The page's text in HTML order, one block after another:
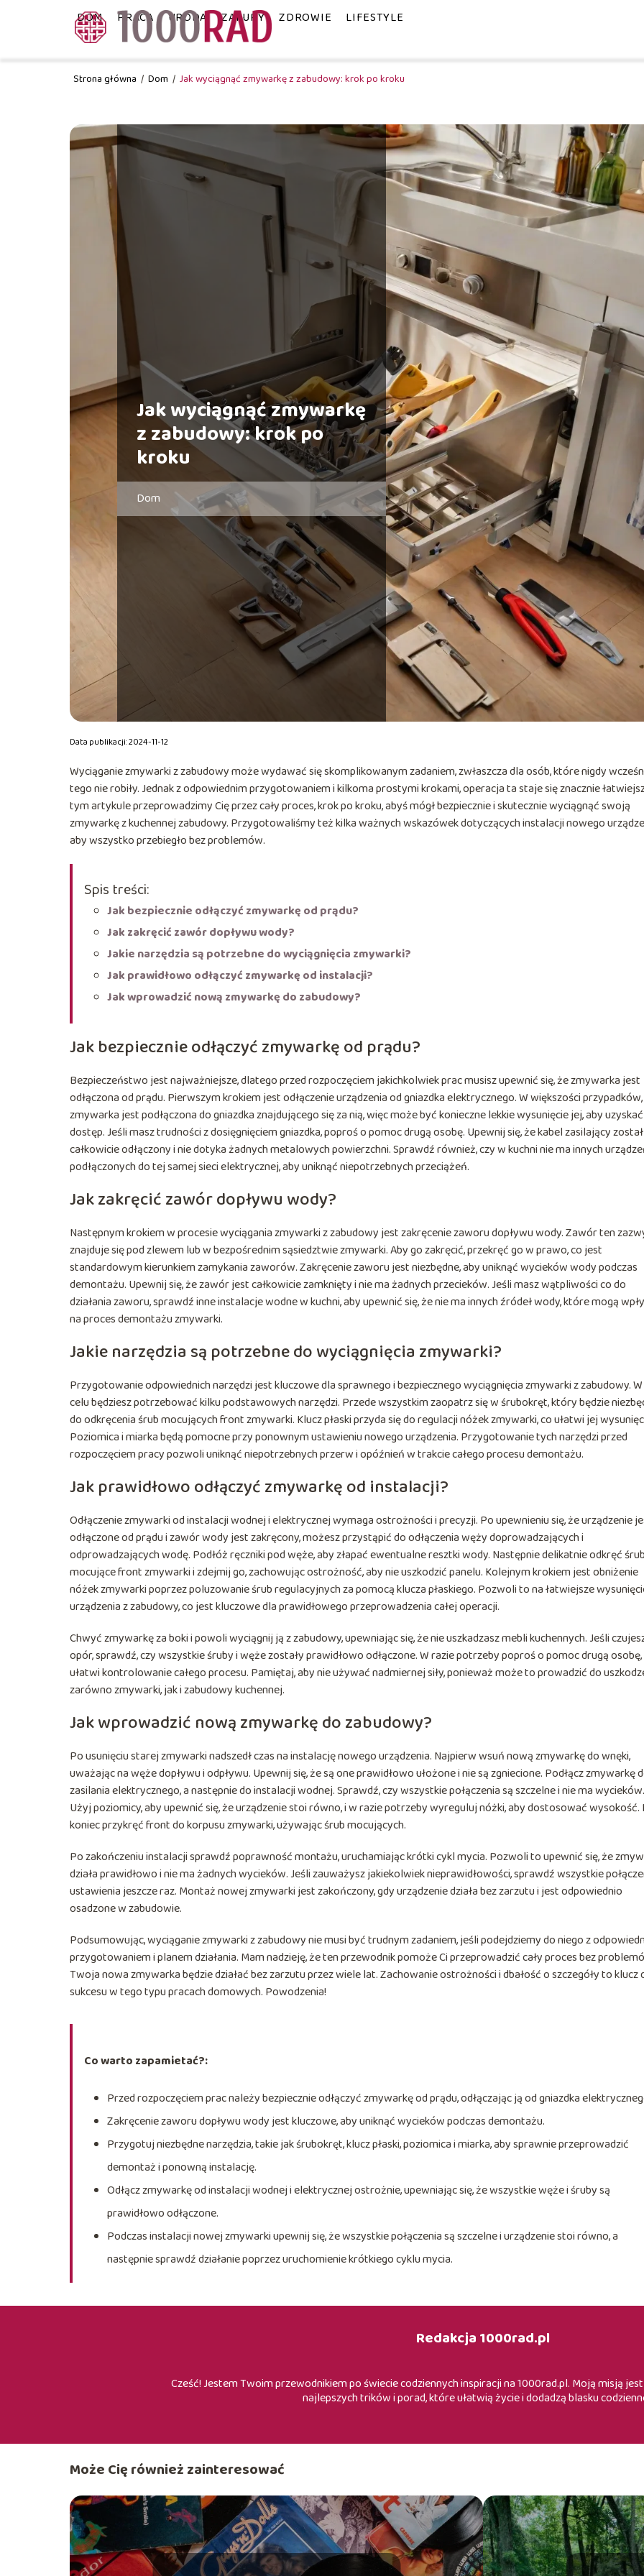
DOM PRACA URODA ZAKUPY ZDROWIE LIFESTYLE
Strona główna / Dom / Jak wyciągnąć zmywarkę z zabudowy: krok po kroku
Jak wyciągnąć zmywarkę
z zabudowy: krok po
kroku
Dom
Data publikacji: 2024-11-12
Wyciąganie zmywarki z zabudowy może wydawać się skomplikowanym zadaniem, zwłaszcza dla osób, które nigdy
tego nie robiły. Jednak z odpowiednim przygotowaniem i kilkoma prostymi krokami, operacja ta staje się znacznie
tym artykule przeprowadzimy Cię przez cały proces, krok po kroku, abyś mógł bezpiecznie i skutecznie wyciągnąć swoją
zmywarkę z kuchennej zabudowy. Przygotowaliśmy też kilka ważnych wskazówek dotyczących instalacji nowego
aby wszystko przebiegło bez problemów.
Spis treści:
Jak bezpiecznie odłączyć zmywarkę od prądu?
Jak zakręcić zawór dopływu wody?
Jakie narzędzia są potrzebne do wyciągnięcia zmywarki?
Jak prawidłowo odłączyć zmywarkę od instalacji?
Jak wprowadzić nową zmywarkę do zabudowy?
Jak bezpiecznie odłączyć zmywarkę od prądu?
Bezpieczeństwo jest najważniejsze, dlatego przed rozpoczęciem jakichkolwiek prac musisz upewnić się, że zmywarka jest
odłączona od prądu. Pierwszym krokiem jest odłączenie urządzenia od gniazdka elektrycznego. W większości przypadków,
zmywarka jest podłączona do gniazdka znajdującego się za nią, więc może być konieczne lekkie wysunięcie jej, aby uzyskać
dostęp. Jeśli masz trudności z dosięgnięciem gniazdka, poproś o pomoc drugą osobę. Upewnij się, że kabel zasilający został
całkowicie odłączony i nie dotyka żadnych metalowych powierzchni. Sprawdź również, czy w kuchni nie ma innych
podłączonych do tej samej sieci elektrycznej, aby uniknąć niepotrzebnych przeciążeń.
Jak zakręcić zawór dopływu wody?
Następnym krokiem w procesie wyciągania zmywarki z zabudowy jest zakręcenie zaworu dopływu wody. Zawór ten
znajduje się pod zlewem lub w bezpośrednim sąsiedztwie zmywarki. Aby go zakręcić, przekręć go w prawo, co jest
standardowym kierunkiem zamykania zaworów. Zakręcenie zaworu jest niezbędne, aby uniknąć wycieków wody podczas
demontażu. Upewnij się, że zawór jest całkowicie zamknięty i nie ma żadnych przecieków. Jeśli masz wątpliwości co do
działania zaworu, sprawdź inne instalacje wodne w kuchni, aby upewnić się, że nie ma innych źródeł wody, które mogą
na proces demontażu zmywarki.
Jakie narzędzia są potrzebne do wyciągnięcia zmywarki?
Przygotowanie odpowiednich narzędzi jest kluczowe dla sprawnego i bezpiecznego wyciągnięcia zmywarki z zabudowy.
celu będziesz potrzebować kilku podstawowych narzędzi. Przede wszystkim zaopatrz się w śrubokręt, który będzie
do odkręcenia śrub mocujących front zmywarki. Klucz płaski przyda się do regulacji nóżek zmywarki, co ułatwi jej
Poziomica i miarka będą pomocne przy ponownym ustawieniu nowego urządzenia. Przygotowanie tych narzędzi przed
rozpoczęciem pracy pozwoli uniknąć niepotrzebnych przerw i opóźnień w trakcie całego procesu demontażu.
Jak prawidłowo odłączyć zmywarkę od instalacji?
Odłączenie zmywarki od instalacji wodnej i elektrycznej wymaga ostrożności i precyzji. Po upewnieniu się, że urządzenie
odłączone od prądu i zawór wody jest zakręcony, możesz przystąpić do odłączenia węży doprowadzających i
odprowadzających wodę. Podłóż ręczniki pod węże, aby złapać ewentualne resztki wody. Następnie delikatnie odkręć
mocujące front zmywarki i zdejmij go, zachowując ostrożność, aby nie uszkodzić panelu. Kolejnym krokiem jest obniżenie
nóżek zmywarki poprzez poluzowanie śrub regulacyjnych za pomocą klucza płaskiego. Pozwoli to na łatwiejsze
urządzenia z zabudowy, co jest kluczowe dla prawidłowego przeprowadzenia całej operacji.
Chwyć zmywarkę za boki i powoli wyciągnij ją z zabudowy, upewniając się, że nie uszkadzasz mebli kuchennych. Jeśli
opór, sprawdź, czy wszystkie śruby i węże zostały prawidłowo odłączone. W razie potrzeby poproś o pomoc drugą
ułatwi kontrolowanie całego procesu. Pamiętaj, aby nie używać nadmiernej siły, ponieważ może to prowadzić do
zarówno zmywarki, jak i zabudowy kuchennej.
Jak wprowadzić nową zmywarkę do zabudowy?
Po usunięciu starej zmywarki nadszedł czas na instalację nowego urządzenia. Najpierw wsuń nową zmywarkę do wnęki,
uważając na węże dopływu i odpływu. Upewnij się, że są one prawidłowo ułożone i nie są zgniecione. Podłącz zmywarkę
zasilania elektrycznego, a następnie do instalacji wodnej. Sprawdź, czy wszystkie połączenia są szczelne i nie ma wycieków.
Użyj poziomicy, aby upewnić się, że urządzenie stoi równo, i w razie potrzeby wyreguluj nóżki, aby dostosować wysokość.
koniec przykręć front do korpusu zmywarki, używając śrub mocujących.
Po zakończeniu instalacji sprawdź poprawność montażu, uruchamiając krótki cykl mycia. Pozwoli to upewnić się, że
działa prawidłowo i nie ma żadnych wycieków. Jeśli zauważysz jakiekolwiek nieprawidłowości, sprawdź wszystkie
ustawienia jeszcze raz. Montaż nowej zmywarki jest zakończony, gdy urządzenie działa bez zarzutu i jest odpowiednio
osadzone w zabudowie.
Podsumowując, wyciąganie zmywarki z zabudowy nie musi być trudnym zadaniem, jeśli podejdziemy do niego z
przygotowaniem i planem działania. Mam nadzieję, że ten przewodnik pomoże Ci przeprowadzić cały proces bez
Twoja nowa zmywarka będzie działać bez zarzutu przez wiele lat. Zachowanie ostrożności i dbałość o szczegóły to klucz
sukcesu w tego typu pracach domowych. Powodzenia!
Co warto zapamietać?:
Przed rozpoczęciem prac należy bezpiecznie odłączyć zmywarkę od prądu, odłączając ją od gniazdka
Zakręcenie zaworu dopływu wody jest kluczowe, aby uniknąć wycieków podczas demontażu.
Przygotuj niezbędne narzędzia, takie jak śrubokręt, klucz płaski, poziomica i miarka, aby sprawnie przeprowadzić
demontaż i ponowną instalację.
Odłącz zmywarkę od instalacji wodnej i elektrycznej ostrożnie, upewniając się, że wszystkie węże i śruby są
prawidłowo odłączone.
Podczas instalacji nowej zmywarki upewnij się, że wszystkie połączenia są szczelne i urządzenie stoi równo, a
następnie sprawdź działanie poprzez uruchomienie krótkiego cyklu mycia.
Redakcja 1000rad.pl
Cześć! Jestem Twoim przewodnikiem po świecie codziennych inspiracji na 1000rad.pl. Moją misją
najlepszych trików i porad, które ułatwią życie i dodadzą blasku
Może Cię również zainteresować